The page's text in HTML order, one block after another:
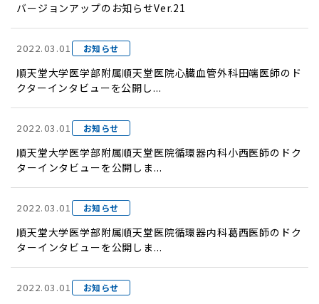
バージョンアップのお知らせVer.21
2022.03.01 お知らせ
順天堂大学医学部附属順天堂医院心臓血管外科田端医師のド
クターインタビューを公開し...
2022.03.01 お知らせ
順天堂大学医学部附属順天堂医院循環器内科小西医師のドク
ターインタビューを公開しま...
2022.03.01 お知らせ
順天堂大学医学部附属順天堂医院循環器内科葛西医師のドク
ターインタビューを公開しま...
2022.03.01 お知らせ